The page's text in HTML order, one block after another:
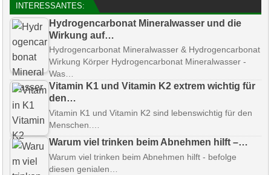
INTERESSANTES:
Hydrogencarbonat Mineralwasser und die
Wirkung auf…
Hydrogencarbonat Mineralwasser & Hydrogencarbonat
Wirkung Körper Hydrogencarbonat Mineralwasser -
Was…
Vitamin K1 und Vitamin K2 extrem wichtig für
den…
Vitamin K1 und Vitamin K2 sind lebenswichtig für den
Menschen.…
Warum viel trinken beim Abnehmen hilft –…
Warum viel trinken beim Abnehmen hilft - befolge
diesen genialen…